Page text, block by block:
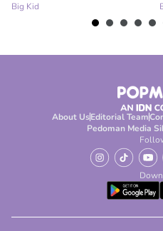
Big Kid
About UsEditorial Team
Pedoman Media